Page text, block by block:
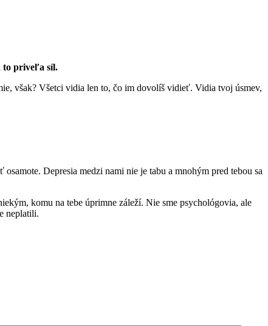
to priveľa síl.
však? Všetci vidia len to, čo im dovolíš vidieť. Vidia tvoj úsmev,
Depresia medzi nami nie je tabu a mnohým pred tebou sa
komu na tebe úprimne záleží. Nie sme psychológovia, ale
neplatili.